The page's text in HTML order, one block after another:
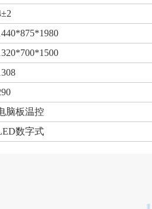
脑板温控
数字式